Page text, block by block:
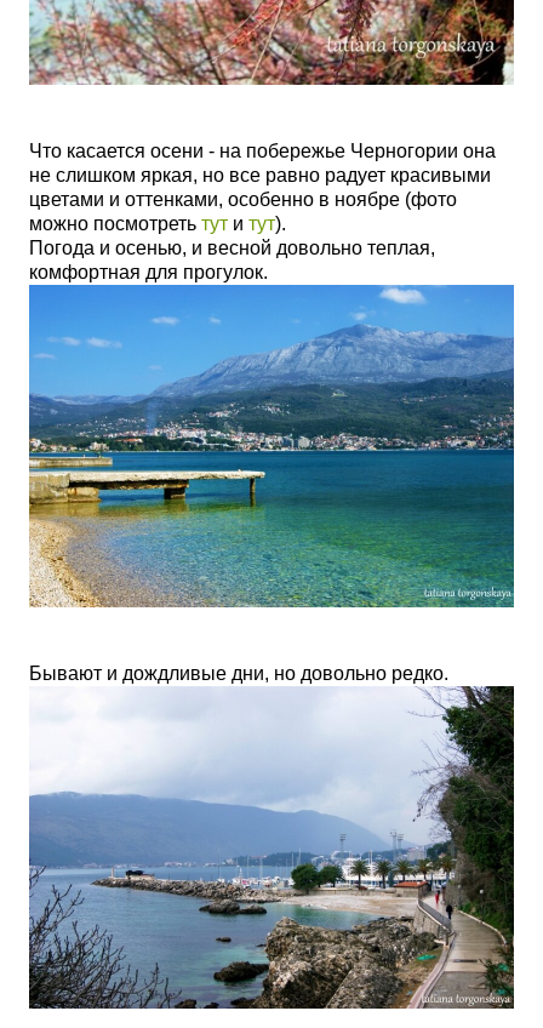
Что касается осени - на побережье Черногории она
не слишком яркая, но все равно радует красивыми
цветами и оттенками, особенно в ноябре (фото
можно посмотреть тут и тут).
Погода и осенью, и весной довольно теплая,
комфортная для прогулок.
Бывают и дождливые дни, но довольно редко.